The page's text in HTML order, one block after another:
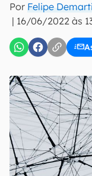
Por Felipe
| 16/06/2022 às
Uso e Política